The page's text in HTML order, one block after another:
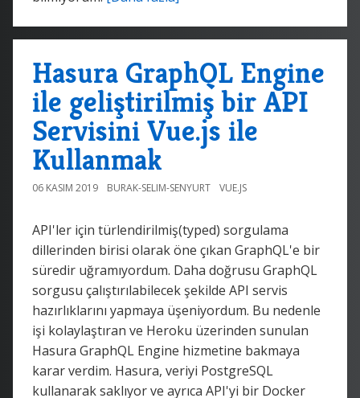
Hasura GraphQL Engine
ile geliştirilmiş bir API
Servisini Vue.js ile
Kullanmak
06 KASIM 2019 BURAK-SELIM-SENYURT VUE.JS
API'ler için türlendirilmiş(typed) sorgulama
dillerinden birisi olarak öne çıkan GraphQL'e bir
süredir uğramıyordum. Daha doğrusu GraphQL
sorgusu çalıştırılabilecek şekilde API servis
hazırlıklarını yapmaya üşeniyordum. Bu nedenle
işi kolaylaştıran ve Heroku üzerinden sunulan
Hasura GraphQL Engine hizmetine bakmaya
karar verdim. Hasura, veriyi PostgreSQL
kullanarak saklıyor ve ayrıca API'yi bir Docker